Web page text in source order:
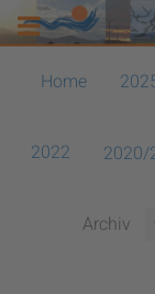
Home
2022 2020/
Archiv